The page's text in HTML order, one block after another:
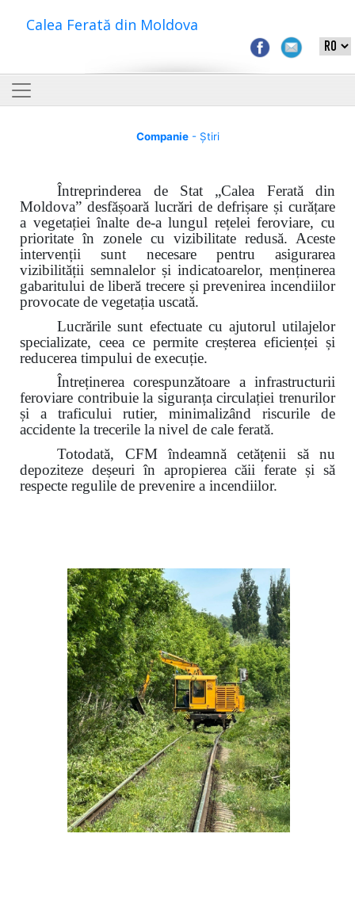
Calea Ferată din Moldova
Companie- Știri
Întreprinderea de Stat „Calea Ferată din
Moldova” desfășoară lucrări de defrișare și curățare
a vegetației înalte de-a lungul rețelei feroviare, cu
prioritate în zonele cu vizibilitate redusă. Aceste
intervenții sunt necesare pentru asigurarea
vizibilității semnalelor și indicatoarelor, menținerea
gabaritului de liberă trecere și prevenirea incendiilor
provocate de vegetația uscată.
Lucrările sunt efectuate cu ajutorul utilajelor
specializate, ceea ce permite creșterea eficienței și
reducerea timpului de execuție.
Întreținerea corespunzătoare a infrastructurii
feroviare contribuie la siguranța circulației trenurilor
și a traficului rutier, minimalizând riscurile de
accidente la trecerile la nivel de cale ferată.
Totodată, CFM îndeamnă cetățenii să nu
depoziteze deșeuri în apropierea căii ferate și să
respecte regulile de prevenire a incendiilor.